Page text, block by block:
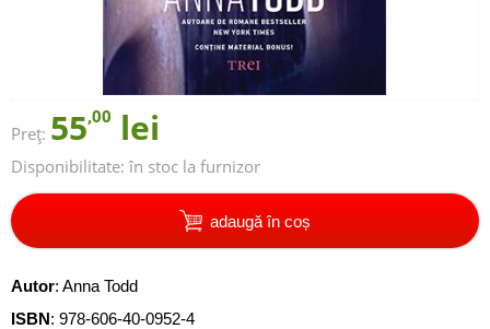
Preț: 55,00 lei
Disponibilitate: în stoc la furnizor
adaugă în coș
Autor: Anna Todd
ISBN: 978-606-40-0952-4